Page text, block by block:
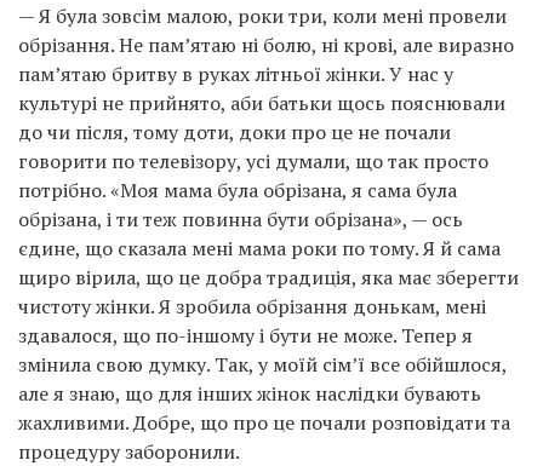
— Я була зовсім малою, роки три, коли мені провели
обрізання. Не пам’ятаю ні болю, ні крові, але виразно
пам’ятаю бритву в руках літньої жінки. У нас у
культурі не прийнято, аби батьки щось пояснювали
до чи після, тому доти, доки про це не почали
говорити по телевізору, усі думали, що так просто
потрібно. «Моя мама була обрізана, я сама була
обрізана, і ти теж повинна бути обрізана», — ось
єдине, що сказала мені мама роки по тому. Я й сама
щиро вірила, що це добра традиція, яка має зберегти
чистоту жінки. Я зробила обрізання донькам, мені
здавалося, що по-іншому і бути не може. Тепер я
змінила свою думку. Так, у моїй сім’ї все обійшлося,
але я знаю, що для інших жінок наслідки бувають
жахливими. Добре, що про це почали розповідати та
процедуру заборонили.